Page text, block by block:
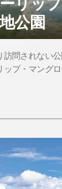
公園
訪問されない
プ・マング